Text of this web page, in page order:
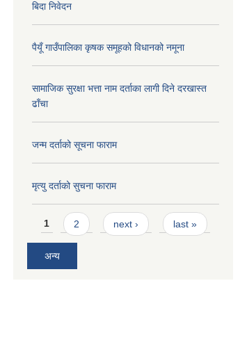
बिदा निवेदन
पैयूँ गाउँपालिका कृषक समूहको विधानको नमूना
सामाजिक सुरक्षा भत्ता नाम दर्ताका लागी दिने दरखास्त
ढाँचा
जन्म दर्ताको सूचना फाराम
मृत्यु दर्ताको सुचना फाराम
Pages
1 2 next › last »
अन्य